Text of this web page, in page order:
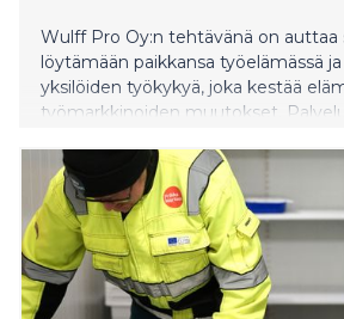
Wulff Pro Oy:n tehtävänä on auttaa
löytämään paikkansa työelämässä
yksilöiden työkykyä, joka kestää
työmarkkinoiden muutokset.
rakentaa vaikuttavia ja kestäviä